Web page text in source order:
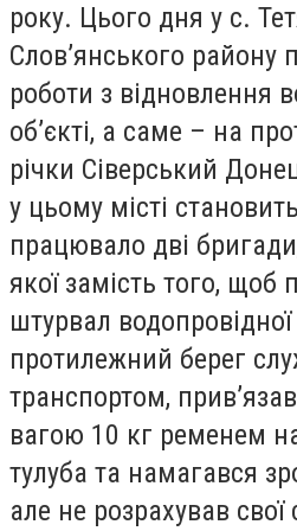
року. Цього дня у с.
Слов’янського району
роботи з відновлення
об’єкті, а саме – на
річки Сіверський
у цьому місті
працювало дві
якої замість того, щоб
штурвал
протилежний берег
транспортом,
вагою 10 кг ременем
тулуба та намагався
але не розрахував